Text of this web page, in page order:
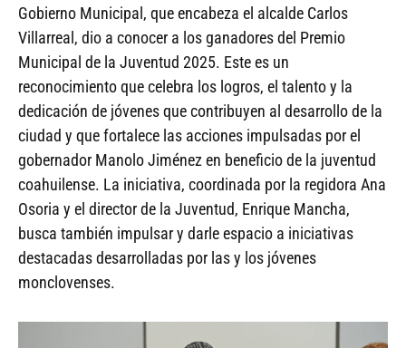
Gobierno Municipal, que encabeza el alcalde Carlos
Villarreal, dio a conocer a los ganadores del Premio
Municipal de la Juventud 2025. Este es un
reconocimiento que celebra los logros, el talento y la
dedicación de jóvenes que contribuyen al desarrollo de la
ciudad y que fortalece las acciones impulsadas por el
gobernador Manolo Jiménez en beneficio de la juventud
coahuilense. La iniciativa, coordinada por la regidora Ana
Osoria y el director de la Juventud, Enrique Mancha,
busca también impulsar y darle espacio a iniciativas
destacadas desarrolladas por las y los jóvenes
monclovenses.